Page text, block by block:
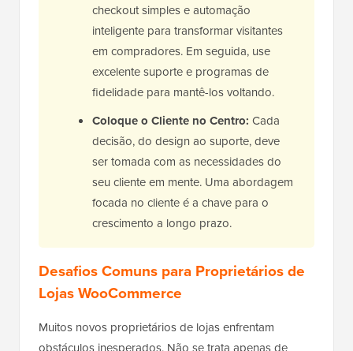
checkout simples e automação
inteligente para transformar visitantes
em compradores. Em seguida, use
excelente suporte e programas de
fidelidade para mantê-los voltando.
Coloque o Cliente no Centro: Cada
decisão, do design ao suporte, deve
ser tomada com as necessidades do
seu cliente em mente. Uma abordagem
focada no cliente é a chave para o
crescimento a longo prazo.
Desafios Comuns para Proprietários de
Lojas WooCommerce
Muitos novos proprietários de lojas enfrentam